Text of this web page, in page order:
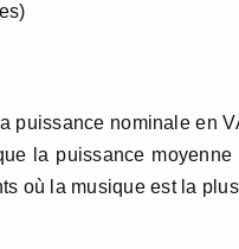
puissance nominale en
la puissance
où la musique est la